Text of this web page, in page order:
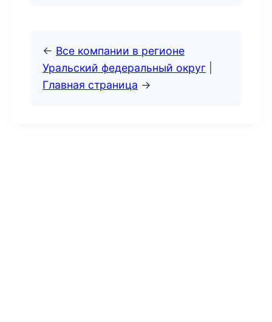
← Все компании в регионе
Уральский федеральный округ
Главная страница →